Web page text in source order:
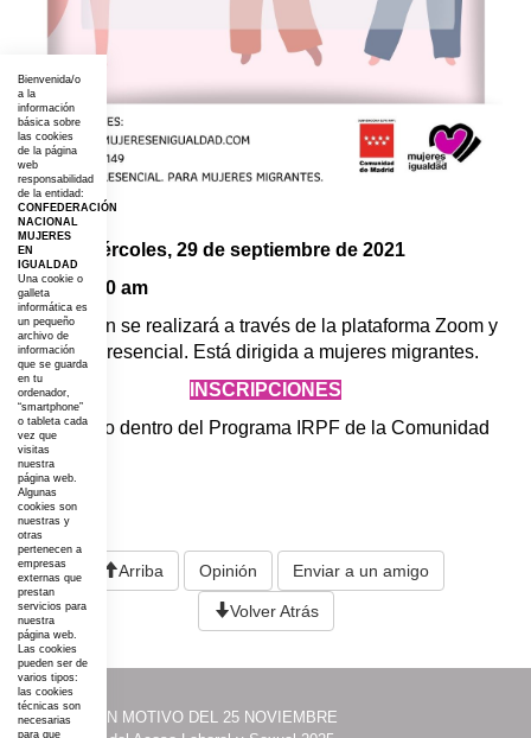
Fecha:
Miércoles, 29 de septiembre de 2021
Hora:11:00 am
Esta sesión se realizará a través de la plataforma Zoom y
de forma presencial. Está dirigida a mujeres migrantes.
INSCRIPCIONES
Enmarcado dentro del Programa IRPF de la Comunidad
de Madrid.
Arriba Opinión Enviar a un amigo
Volver Atrás
·ACTOS CON MOTIVO DEL 25 NOVIEMBRE
Bienvenida/o
a la
información
básica sobre
las cookies
de la página
web
responsabilidad
de la entidad:
CONFEDERACIÓN
NACIONAL
MUJERES
EN
IGUALDAD
Una cookie o
galleta
informática es
un pequeño
archivo de
información
que se guarda
en tu
ordenador,
“smartphone”
o tableta cada
vez que
visitas
nuestra
página web.
Algunas
cookies son
nuestras y
otras
pertenecen a
empresas
externas que
prestan
servicios para
nuestra
página web.
Las cookies
pueden ser de
varios tipos:
las cookies
técnicas son
necesarias
para que